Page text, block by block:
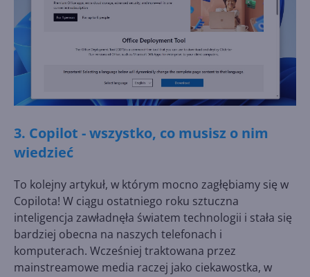
3. Copilot - wszystko, co musisz o nim
wiedzieć
To kolejny artykuł, w którym mocno zagłębiamy się w
Copilota! W ciągu ostatniego roku sztuczna
inteligencja zawładnęła światem technologii i stała się
bardziej obecna na naszych telefonach i
komputerach. Wcześniej traktowana przez
mainstreamowe media raczej jako ciekawostka, w